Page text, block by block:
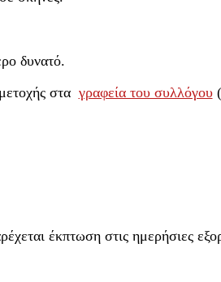
δυνατό.
στα γραφεία του συλλόγου
έκπτωση στις ημερήσιες